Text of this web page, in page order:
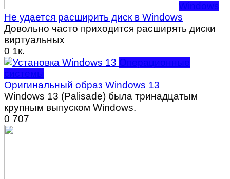
Windows
Не удается расширить диск в Windows
Довольно часто приходится расширять диски
виртуальных
0 1к.
Операционные
системы
Оригинальный образ Windows 13
Windows 13 (Palisade) была тринадцатым
крупным выпуском Windows.
0 707